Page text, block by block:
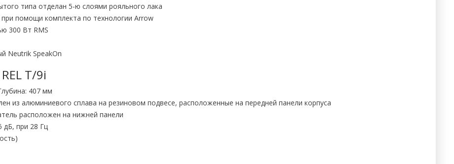
типа отделан 5-ю слоями рояльного лака
помощи комплекта по технологии Arrow
300 Вт RMS
Neutrik SpeakOn
T/9i
407 мм
из алюминиевого сплава на резиновом подвесе, расположенные на передней панели корпуса
расположен на нижней панели
дБ, при 28 Гц